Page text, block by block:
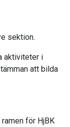
sektion.
aktiviteter i
att bilda
för HjBK